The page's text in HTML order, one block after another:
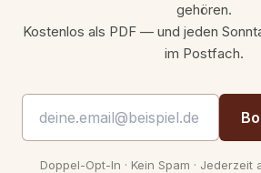
gehören.
Kostenlos als PDF — und jeden
im Postfach.
Doppel-Opt-In · Kein Spam · Jederzeit